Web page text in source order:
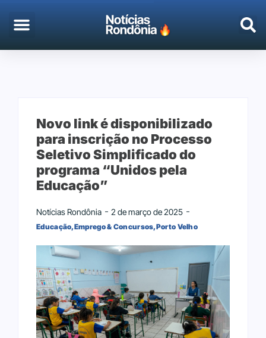
Novo link é disponibilizado
para inscrição no Processo
Seletivo Simplificado do
programa “Unidos pela
Educação”
Notícias Rondônia 2 de março de 2025
Educação,Emprego & Concursos,Porto Velho